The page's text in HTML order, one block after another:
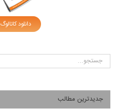
دانلود کاتالوگ
جستجو
برای:
جدیدترین مطالب